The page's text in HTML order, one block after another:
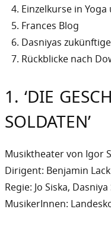
Einzelkurse in
Frances Blog
Dasniyas
Rückblicke nach
1. ‘DIE
SOLDATEN’
Musiktheater von Igor
Dirigent: Benjamin Lack
Regie: Jo Siska,
MusikerInnen: